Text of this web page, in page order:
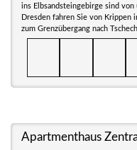
ins Elbsandsteingebirge sind
Dresden fahren Sie von Krippen
zum Grenzübergang nach
Apartmenthaus